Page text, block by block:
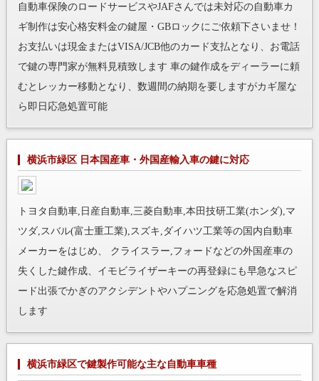
自動車保険のロードサービスやJAFさんでは未対応の自動車カ
ギ制作は安心格安料金の鍵屋・GBロックにご依頼下さいませ！
お支払いは現金またはVISA/JCB他のカード支払となり、お電話
で鍵の専門家が無料見積致します 車の鍵作成をディーラーに頼
むとレッカー移動となり、数週間の納期を要しますがカギ屋な
ら即日応急処置可能
横浜市緑区 日本国産車・外国産輸入車の鍵に対応
トヨタ自動車,日産自動車,三菱自動車,本田技研工業(ホンダ),マ
ツダ,スバル(富士重工業),スズキ,ダイハツ工業等の国内自動車
メーカーをはじめ、 クライスラー,フォードなどの外国産車の
失くした鍵作成、イモビライザーキーの再登録にも早急なスピ
ード出張でかぎのアクシデントやハプニングを応急処置で解消
します
横浜市緑区で鍵製作可能な主な自動車車種